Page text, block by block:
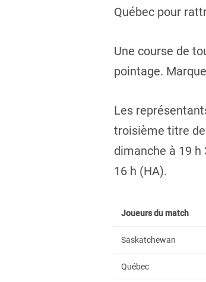
Québec pour
Une course de
pointage.
Les
troisième titre
dimanche à 19 h
16 h (HA).
Joueurs du match
Saskatchewan
Québec